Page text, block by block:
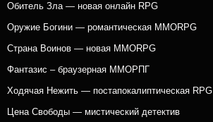
Обитель Зла — новая онлайн RPG
Оружие Богини — романтическая MMORPG
Страна Воинов — новая MMORPG
Фантазис – браузерная ММОРПГ
Ходячая Нежить — постапокалиптическая RPG
Цена Свободы — мистический детектив